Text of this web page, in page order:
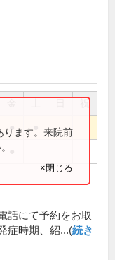
祝
●
ります。来院前
×閉じる
話にて予約をお取
症時期、紹...(続き